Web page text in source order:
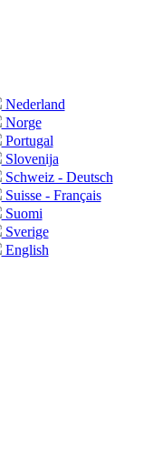
Nederland
Norge
Portugal
Slovenija
Schweiz - Deutsch
Suisse - Français
Suomi
Sverige
English